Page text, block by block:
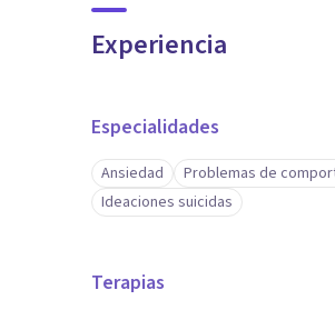
Experiencia
Especialidades
Ansiedad Problemas de
Ideaciones suicidas
Terapias